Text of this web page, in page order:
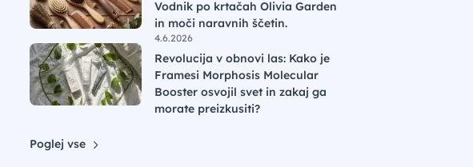
Vodnik po krtačah Olivia Garden
in moči naravnih ščetin.
4.6.2026
Revolucija v obnovi las: Kako je
Framesi Morphosis Molecular
Booster osvojil svet in zakaj ga
morate preizkusiti?
Poglej vse